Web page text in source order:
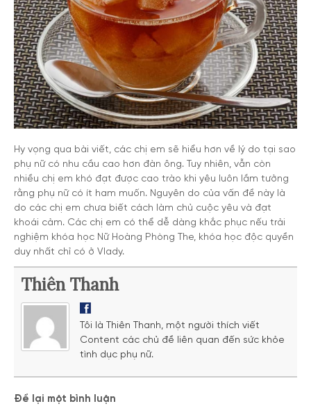
Hy vọng qua bài viết, các chị em sẽ hiểu hơn về lý do tại sao
phụ nữ có nhu cầu cao hơn đàn ông. Tuy nhiên, vẫn còn
nhiều chị em khó đạt được cao trào khi yêu luôn lầm tưởng
rằng phụ nữ có ít ham muốn. Nguyên do của vấn đề này là
do các chị em chưa biết cách làm chủ cuộc yêu và đạt
khoái cảm. Các chị em có thể dễ dàng khắc phục nếu trải
nghiệm khóa học Nữ Hoàng Phòng The, khóa học độc quyền
duy nhất chỉ có ở Vlady.
Thiên Thanh
Tôi là Thiên Thanh, một người thích viết
Content các chủ đề liên quan đến sức khỏe
tình dục phụ nữ.
Để lại một bình luận